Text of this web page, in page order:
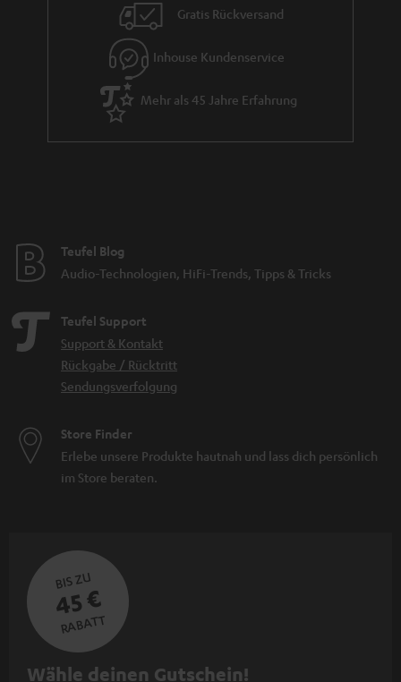
Gratis Rückversand
Inhouse Kundenservice
Mehr als 45 Jahre Erfahrung
Teufel Blog
Audio-Technologien, HiFi-Trends, Tipps & Tricks
Teufel Support
Support & Kontakt
Rückgabe / Rücktritt
Sendungsverfolgung
Store Finder
Erlebe unsere Produkte hautnah und lass dich persönlich
im Store beraten.
BIS ZU
45 €
RABATT
N
Wähle deinen Gutschein!